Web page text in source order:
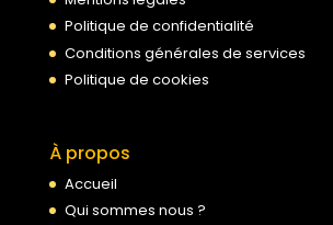
Politique de confidentialité
Conditions générales de services
Politique de cookies
À propos
Accueil
Qui sommes nous ?